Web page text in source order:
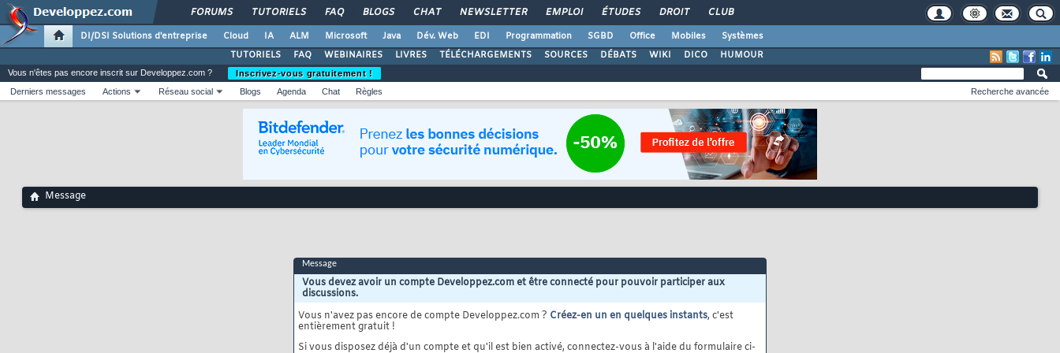
FORUMS TUTORIELS FAQ BLOGS CHAT NEWSLETTER EMPLOI ÉTUDES DROIT CLUB
DI/DSI Solutions d'entreprise Cloud IA ALM Microsoft Java Dév. Web EDI Programmation SGBD Office Mobiles
Systèmes
TUTORIELS
FAQ WEBINAIRES LIVRES TÉLÉCHARGEMENTS SOURCES DÉBATS WIKI DICO HUMOUR
Vous n'êtes pas encore inscrit sur Developpez.com ?
Inscrivez-vous gratuitement !
Derniers messages
Actions Réseau social Blogs Agenda Chat Règles Recherche avancée
Message
Message
Vous devez avoir un compte Developpez.com et être connecté pour pouvoir participer aux
discussions.
Vous n'avez pas encore de compte Developpez.com ? Créez-en un en quelques instants, c'est
entièrement gratuit !
Si vous disposez déjà d'un compte et qu'il est bien activé, connectez-vous à l'aide du formulaire ci-